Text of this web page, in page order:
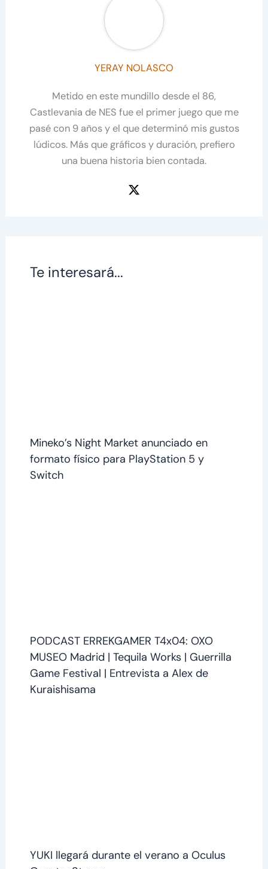
YERAY NOLASCO
Metido en este mundillo desde el 86,
Castlevania de NES fue el primer juego que me
pasé con 9 años y el que determinó mis gustos
lúdicos. Más que gráficos y duración, prefiero
una buena historia bien contada.
Te interesará...
Mineko’s Night Market anunciado en
formato físico para PlayStation 5 y
Switch
PODCAST ERREKGAMER T4x04: OXO
MUSEO Madrid | Tequila Works | Guerrilla
Game Festival | Entrevista a Alex de
Kuraishisama
YUKI llegará durante el verano a Oculus